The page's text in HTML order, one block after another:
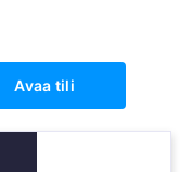
Avaa tili